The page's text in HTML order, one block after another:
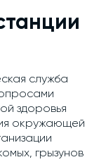
служба
здоровья
окружающей
грызунов